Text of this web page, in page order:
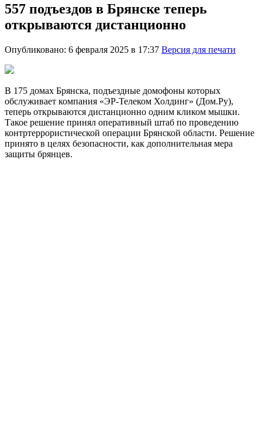
557 подъездов в Брянске теперь
открываются дистанционно
Опубликовано: 6 февраля 2025 в 17:37 Версия для печати
В 175 домах Брянска, подъездные домофоны которых
обслуживает компания «ЭР-Телеком Холдинг» (Дом.Ру),
теперь открываются дистанционно одним кликом мышки.
Такое решение принял оперативный штаб по проведению
контртеррористической операции Брянской области. Решение
принято в целях безопасности, как дополнительная мера
защиты брянцев.